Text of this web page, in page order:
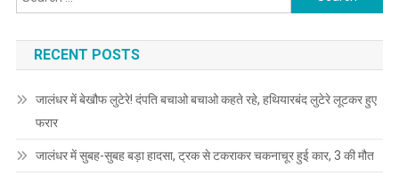
RECENT POSTS
जालंधर में बेखौफ लुटेरे! दंपति बचाओ बचाओ कहते रहे, हथियारबंद लुटेरे लूटकर हुए
फरार
जालंधर में सुबह-सुबह बड़ा हादसा, ट्रक से टकराकर चकनाचूर हुई कार, 3 की मौत